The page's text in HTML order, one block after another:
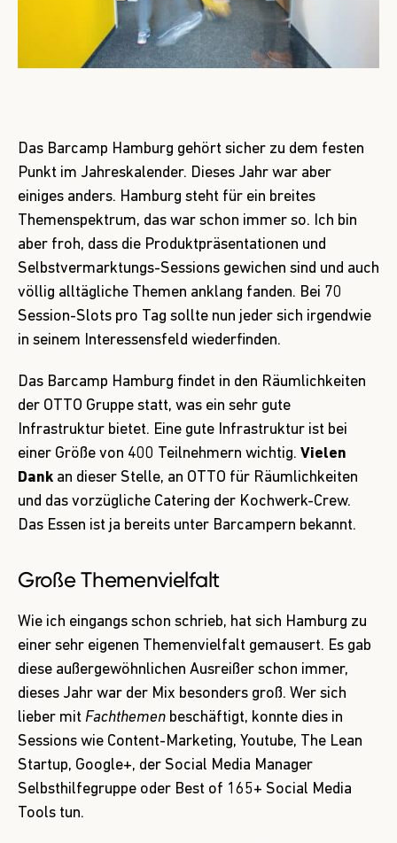
Das Barcamp Hamburg gehört sicher zu dem festen
Punkt im Jahreskalender. Dieses Jahr war aber
einiges anders. Hamburg steht für ein breites
Themenspektrum, das war schon immer so. Ich bin
aber froh, dass die Produktpräsentationen und
Selbstvermarktungs-Sessions gewichen sind und auch
völlig alltägliche Themen anklang fanden. Bei 70
Session-Slots pro Tag sollte nun jeder sich irgendwie
in seinem Interessensfeld wiederfinden.
Das Barcamp Hamburg findet in den Räumlichkeiten
der OTTO Gruppe statt, was ein sehr gute
Infrastruktur bietet. Eine gute Infrastruktur ist bei
einer Größe von 400 Teilnehmern wichtig. Vielen
Dank an dieser Stelle, an OTTO für Räumlichkeiten
und das vorzügliche Catering der Kochwerk-Crew.
Das Essen ist ja bereits unter Barcampern bekannt.
Große Themenvielfalt
Wie ich eingangs schon schrieb, hat sich Hamburg zu
einer sehr eigenen Themenvielfalt gemausert. Es gab
diese außergewöhnlichen Ausreißer schon immer,
dieses Jahr war der Mix besonders groß. Wer sich
lieber mit Fachthemen beschäftigt, konnte dies in
Sessions wie Content-Marketing, Youtube, The Lean
Startup, Google+, der Social Media Manager
Selbsthilfegruppe oder Best of 165+ Social Media
Tools tun.